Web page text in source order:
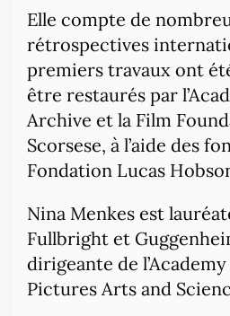
Elle compte de
rétrospectives
premiers travaux ont
être restaurés par
Archive et la Film
Scorsese, à l’aide des
Fondation Lucas
Nina Menkes est
Fullbright et
dirigeante de
Pictures Arts and